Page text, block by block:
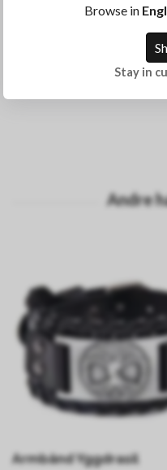
Størrelse: 200 * 150 cm
Armbånd Yggdrasil
Browse in
Stay in